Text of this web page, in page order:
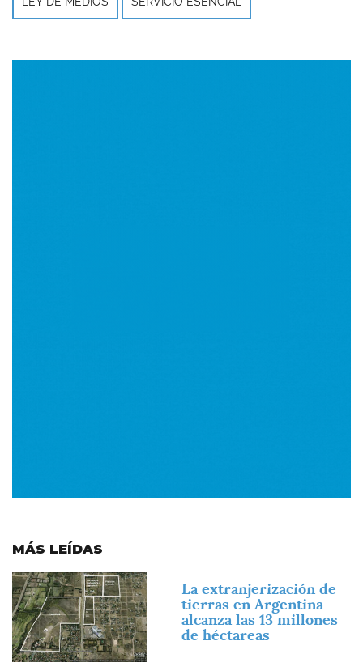
MÁS LEÍDAS
Imagen
La extranjerización de
tierras en Argentina
alcanza las 13 millones
de héctareas